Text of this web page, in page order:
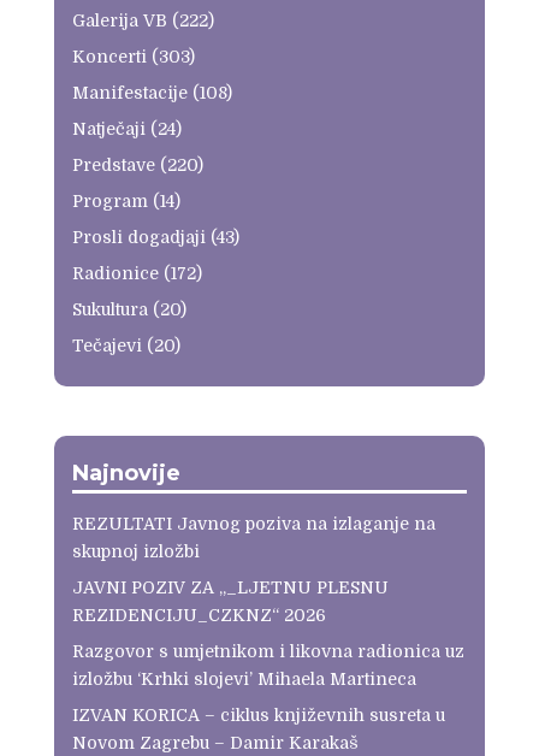
Galerija VB (222)
Koncerti (303)
Manifestacije(108)
Natječaji (24)
Predstave(220)
Program (14)
Prosli dogadjaji (43)
Radionice(172)
Sukultura (20)
Tečajevi (20)
Najnovije
REZULTATI Javnog poziva na izlaganje na
skupnoj izložbi
JAVNI POZIV ZA „_LJETNU PLESNU
REZIDENCIJU_CZKNZ“ 2026
Razgovor s umjetnikom i likovna radionica uz
izložbu ‘Krhki slojevi’ Mihaela Martineca
IZVAN KORICA – ciklus književnih susreta u
Novom Zagrebu – Damir Karakaš